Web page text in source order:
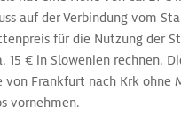
auf der Verbindung vom
für die Nutzung der
15 € in Slowenien rechnen.
Frankfurt nach Krk ohne
vornehmen.